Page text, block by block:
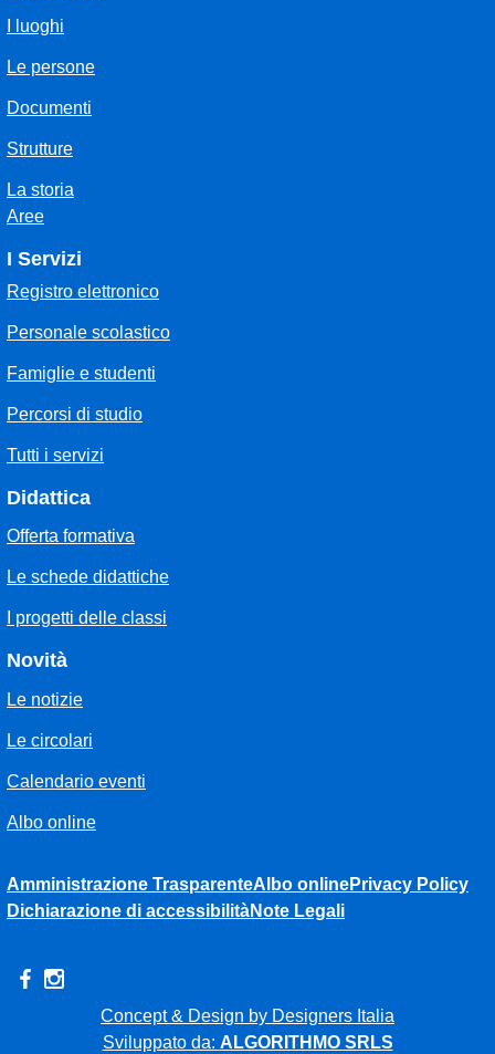
I luoghi
Le persone
Documenti
Strutture
La storia
Aree
I Servizi
Registro elettronico
Personale scolastico
Famiglie e studenti
Percorsi di studio
Tutti i servizi
Didattica
Offerta formativa
Le schede didattiche
I progetti delle classi
Novità
Le notizie
Le circolari
Calendario eventi
Albo online
Amministrazione TrasparenteAlbo onlinePrivacy Policy
Dichiarazione di accessibilitàNote Legali
Concept & Design by Designers Italia
Sviluppato da: ALGORITHMO SRLS